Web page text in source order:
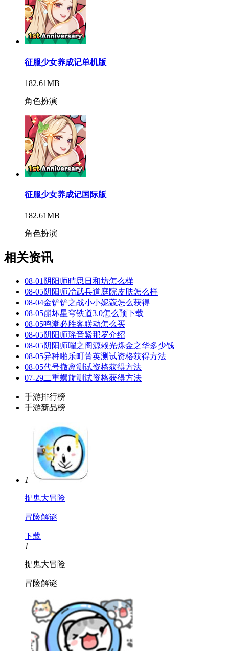
征服少女养成记单机版
182.61MB
角色扮演
征服少女养成记国际版
182.61MB
角色扮演
相关资讯
08-01 阴阳师晴思日和坊怎么样
08-05阴阳师冶武兵道庭院皮肤怎么样
08-04金铲铲之战小小妮蔻怎么获得
08-05崩坏星穹铁道3.0怎么预下载
08-05鸣潮必胜客联动怎么买
08-05阴阳师瑶音紧那罗介绍
08-05阴阳师曜之阁源赖光烁金之华多少钱
08-05异种啪乐町菁英测试资格获得方法
08-05代号撤离测试资格获得方法
07-29二重螺旋测试资格获得方法
手游排行榜
手游新品榜
1
捉鬼大冒险
冒险解谜
下载
1
捉鬼大冒险
冒险解谜